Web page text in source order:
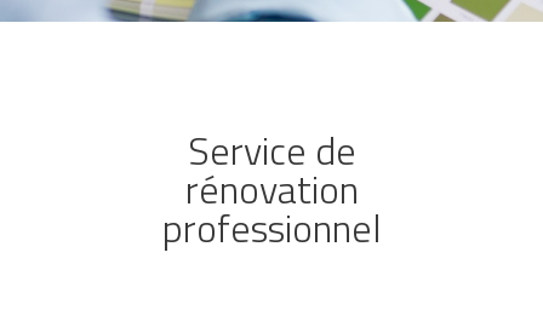
Service de
rénovation
professionnel